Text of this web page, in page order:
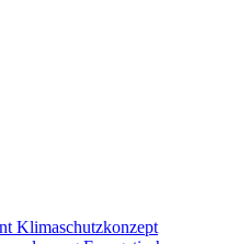
Klimaschutzkonzept